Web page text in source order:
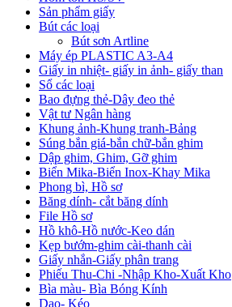
Sản phẩm giấy
Bút các loại
Bút sơn Artline
Máy ép PLASTIC A3-A4
Giấy in nhiệt- giấy in ảnh- giấy than
Sổ các loại
Bao đựng thẻ-Dây đeo thẻ
Vật tư Ngân hàng
Khung ảnh-Khung tranh-Bảng
Súng bắn giá-bắn chữ-bắn ghim
Dập ghim, Ghim, Gỡ ghim
Biển Mika-Biển Inox-Khay Mika
Phong bì, Hồ sơ
Băng dính- cắt băng dính
File Hồ sơ
Hồ khô-Hồ nước-Keo dán
Kẹp bướm-ghim cài-thanh cài
Giấy nhắn-Giấy phân trang
Phiếu Thu-Chi -Nhập Kho-Xuất Kho
Bìa màu- Bìa Bóng Kính
Dao- Kéo